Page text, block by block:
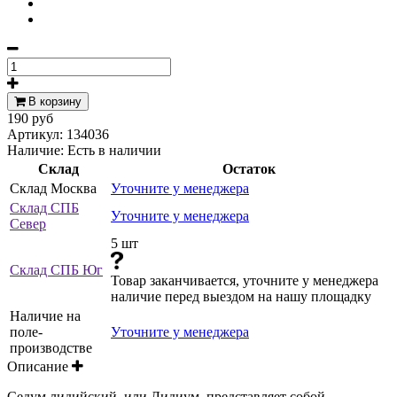
В корзину
190 руб
Артикул: 134036
Наличие: Есть в наличии
Склад
Остаток
Склад Москва
Уточните у менеджера
Склад СПБ
Север
Уточните у менеджера
Склад СПБ Юг
5 шт
Товар заканчивается, уточните у менеджера
наличие перед выездом на нашу площадку
Наличие на
поле-
производстве
Уточните у менеджера
Описание